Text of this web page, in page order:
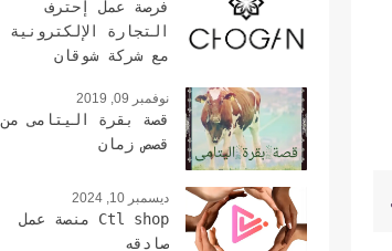
فرصة عمل إحترف
التجارة الإلكترونية
مع شركة شوقان
نوفمبر 09, 2019
قصة بقرة اليتامى من
قصص زمان
ديسمبر 10, 2024
Ctl shop منصة عمل
صادقه